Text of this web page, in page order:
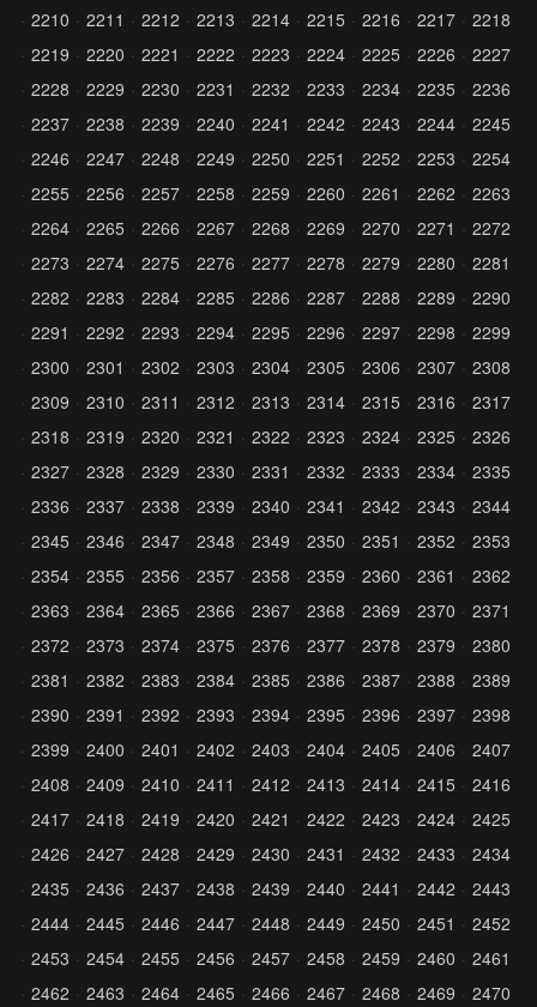
2210
2211 2212 2213 2214 2215 2216 2217
2218
2219
2220 2221 2222 2223 2224 2225 2226
2227
2228
2229 2230 2231 2232 2233 2234 2235
2236
2237
2238 2239 2240 2241 2242 2243 2244
2245
2246
2247 2248 2249 2250 2251 2252 2253
2254
2255
2256 2257 2258 2259 2260 2261 2262
2263
2264
2265 2266 2267 2268 2269 2270 2271
2272
2273
2274 2275 2276 2277 2278 2279 2280
2281
2282
2283 2284 2285 2286 2287 2288 2289
2290
2291
2292 2293 2294 2295 2296 2297 2298
2299
2300
2301 2302 2303 2304 2305 2306 2307
2308
2309
2310 2311 2312 2313 2314 2315 2316
2317
2318
2319 2320 2321 2322 2323 2324 2325
2326
2327
2328 2329 2330 2331 2332 2333 2334
2335
2336
2337 2338 2339 2340 2341 2342 2343
2344
2345
2346 2347 2348 2349 2350 2351 2352
2353
2354
2355 2356 2357 2358 2359 2360 2361
2362
2363
2364 2365 2366 2367 2368 2369 2370
2371
2372
2373 2374 2375 2376 2377 2378 2379
2380
2381
2382 2383 2384 2385 2386 2387 2388
2389
2390
2391 2392 2393 2394 2395 2396 2397
2398
2399
2400 2401 2402 2403 2404 2405 2406
2407
2408
2409 2410 2411 2412 2413 2414 2415
2416
2417
2418 2419 2420 2421 2422 2423 2424
2425
2426
2427 2428 2429 2430 2431 2432 2433
2434
2435
2436 2437 2438 2439 2440 2441 2442
2443
2444
2445 2446 2447 2448 2449 2450 2451
2452
2453
2454 2455 2456 2457 2458 2459 2460
2461
2462
2463 2464 2465 2466 2467 2468 2469
2470